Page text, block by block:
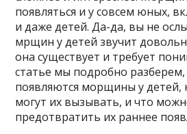
появляться и у совсем юных,
и даже детей. Да-да, вы не
мрщин у детей звучит
она существует и требует
статье мы подробно
появляются морщины у детей,
могут их вызывать, и что
предотвратить их раннее